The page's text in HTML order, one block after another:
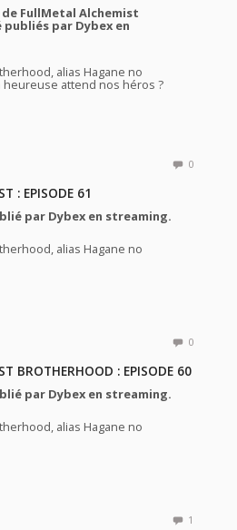
de FullMetal Alchemist
par Dybex en
alias Hagane no
attend nos héros ?
0
: EPISODE 61
par Dybex en streaming.
alias Hagane no
0
BROTHERHOOD : EPISODE 60
par Dybex en streaming.
alias Hagane no
1